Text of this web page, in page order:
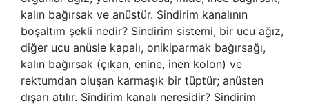
kalın bağırsak ve anüstür. Sindirim kanalının
boşaltım şekli nedir? Sindirim sistemi, bir ucu ağız,
diğer ucu anüsle kapalı, onikiparmak bağırsağı,
kalın bağırsak (çıkan, enine, inen kolon) ve
rektumdan oluşan karmaşık bir tüptür; anüsten
dışarı atılır. Sindirim kanalı neresidir? Sindirim